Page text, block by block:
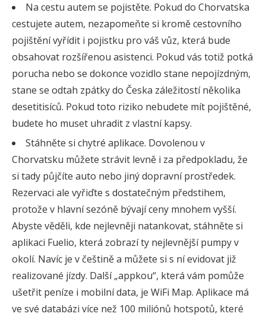
Na cestu autem se pojistěte. Pokud do Chorvatska
cestujete autem, nezapomeňte si kromě cestovního
pojištění vyřídit i pojistku pro váš vůz, která bude
obsahovat rozšířenou asistenci. Pokud vás totiž potká
porucha nebo se dokonce vozidlo stane nepojízdným,
stane se odtah zpátky do Česka záležitostí několika
desetitisíců. Pokud toto riziko nebudete mít pojištěné,
budete ho muset uhradit z vlastní kapsy.
Stáhněte si chytré aplikace. Dovolenou v
Chorvatsku můžete strávit levně i za předpokladu, že
si tady půjčíte auto nebo jiný dopravní prostředek.
Rezervaci ale vyřiďte s dostatečným předstihem,
protože v hlavní sezóně bývají ceny mnohem vyšší.
Abyste věděli, kde nejlevněji natankovat, stáhněte si
aplikaci Fuelio, která zobrazí ty nejlevnější pumpy v
okolí. Navíc je v češtině a můžete si s ní evidovat již
realizované jízdy. Další „appkou“, která vám pomůže
ušetřit peníze i mobilní data, je WiFi Map. Aplikace má
ve své databázi více než 100 miliónů hotspotů, které